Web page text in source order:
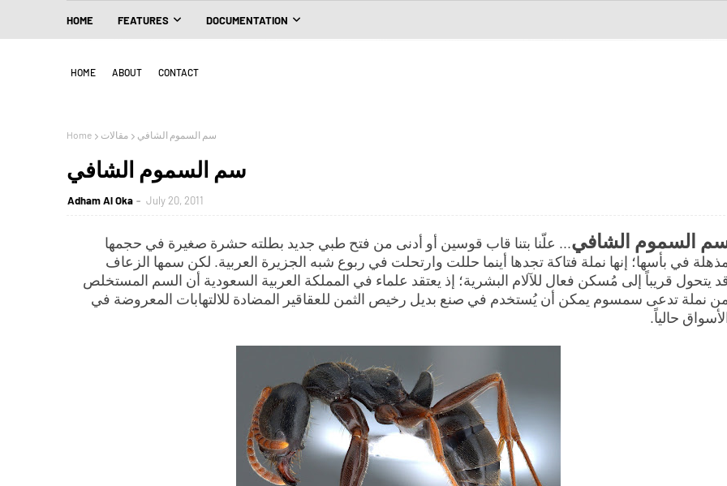
HOME FEATURES DOCUMENTATION
HOME ABOUT CONTACT
Home مقالات سم السموم الشافي
سم السموم الشافي
Adham Al Oka July 20, 2011
السموم الشافي... علّنا بتنا قاب قوسين أو أدنى من فتح طبي جديد بطلته حشرة صغيرة في حجمها
في بأسها؛ إنها نملة فتاكة تجدها أينما حللت وارتحلت في ربوع شبه الجزيرة العربية. لكن سمها الزعاف
يتحول قريباً إلى مُسكن فعال للآلام البشرية؛ إذ يعتقد علماء في المملكة العربية السعودية أن السم المستخلص
نملة تدعى سمسوم يمكن أن يُستخدم في صنع بديل رخيص الثمن للعقاقير المضادة للالتهابات المعروضة في
حالياً.